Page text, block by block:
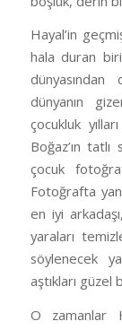
Hayal’in
hala duran biri
dünyasından
dünyanın
çocukluk
Boğaz’ın
çocuk
Fotoğrafta
en iyi
yaraları
söylenecek
aştıkları güzel
O zamanlar